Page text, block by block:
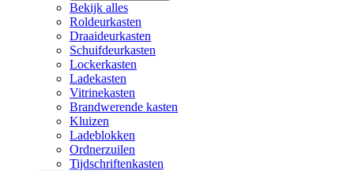
Bekijk alles
Roldeurkasten
Draaideurkasten
Schuifdeurkasten
Lockerkasten
Ladekasten
Vitrinekasten
Brandwerende kasten
Kluizen
Ladeblokken
Ordnerzuilen
Tijdschriftenkasten